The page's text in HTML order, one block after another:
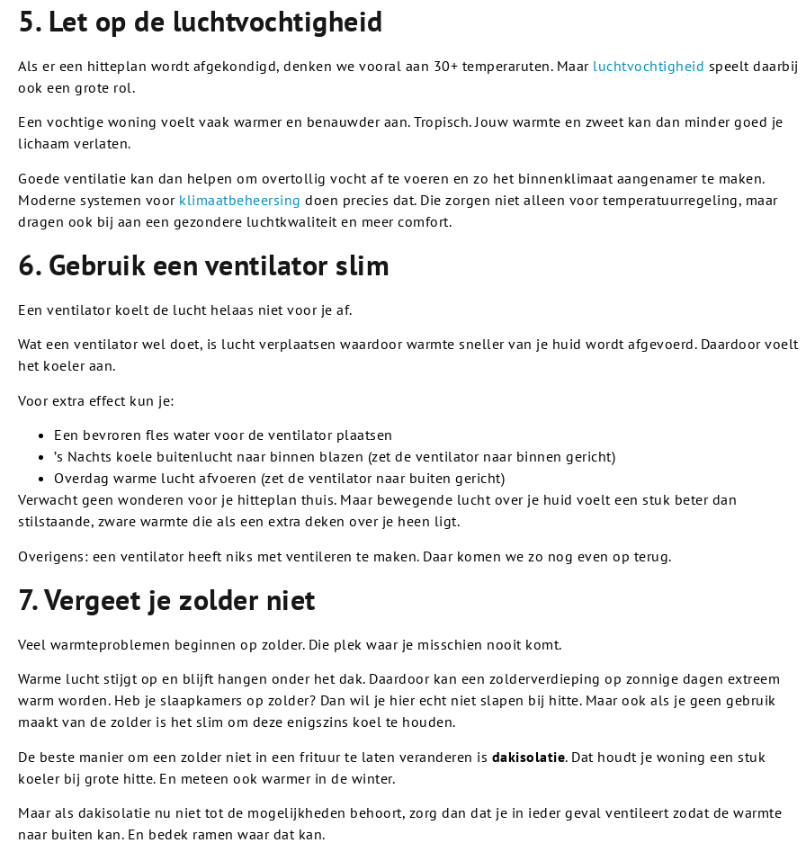
5. Let op de luchtvochtigheid
Als er een hitteplan wordt afgekondigd, denken we vooral aan 30+ temperaruten. Maar luchtvochtigheid speelt daarbij
ook een grote rol.
Een vochtige woning voelt vaak warmer en benauwder aan. Tropisch. Jouw warmte en zweet kan dan minder goed je
lichaam verlaten.
Goede ventilatie kan dan helpen om overtollig vocht af te voeren en zo het binnenklimaat aangenamer te maken.
Moderne systemen voor klimaatbeheersing doen precies dat. Die zorgen niet alleen voor temperatuurregeling, maar
dragen ook bij aan een gezondere luchtkwaliteit en meer comfort.
6. Gebruik een ventilator slim
Een ventilator koelt de lucht helaas niet voor je af.
Wat een ventilator wel doet, is lucht verplaatsen waardoor warmte sneller van je huid wordt afgevoerd. Daardoor voelt
het koeler aan.
Voor extra effect kun je:
Een bevroren fles water voor de ventilator plaatsen
’s Nachts koele buitenlucht naar binnen blazen (zet de ventilator naar binnen gericht)
Overdag warme lucht afvoeren (zet de ventilator naar buiten gericht)
Verwacht geen wonderen voor je hitteplan thuis. Maar bewegende lucht over je huid voelt een stuk beter dan
stilstaande, zware warmte die als een extra deken over je heen ligt.
Overigens: een ventilator heeft niks met ventileren te maken. Daar komen we zo nog even op terug.
7. Vergeet je zolder niet
Veel warmteproblemen beginnen op zolder. Die plek waar je misschien nooit komt.
Warme lucht stijgt op en blijft hangen onder het dak. Daardoor kan een zolderverdieping op zonnige dagen extreem
warm worden. Heb je slaapkamers op zolder? Dan wil je hier echt niet slapen bij hitte. Maar ook als je geen gebruik
maakt van de zolder is het slim om deze enigszins koel te houden.
De beste manier om een zolder niet in een frituur te laten veranderen is dakisolatie. Dat houdt je woning een stuk
koeler bij grote hitte. En meteen ook warmer in de winter.
Maar als dakisolatie nu niet tot de mogelijkheden behoort, zorg dan dat je in ieder geval ventileert zodat de warmte
naar buiten kan. En bedek ramen waar dat kan.